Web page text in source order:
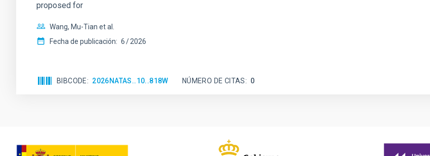
proposed for
Wang, Mu-Tian et al.
Fecha de publicación: 6 2026
BIBCODE 2026NATAS..10..818W NÚMERO DE CITAS 0